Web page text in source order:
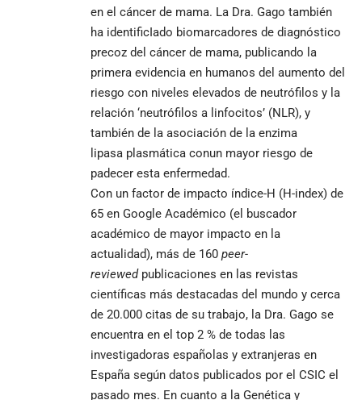
en el cáncer de mama. La Dra. Gago también
ha identificIado biomarcadores de diagnóstico
precoz del cáncer de mama, publicando la
primera evidencia en humanos del aumento del
riesgo con niveles elevados de neutrófilos y la
relación ‘neutrófilos a linfocitos’ (NLR), y
también de la asociación de la enzima
lipasa plasmática conun mayor riesgo de
padecer esta enfermedad.
Con un factor de impacto índice-H (H-index) de
65 en Google Académico (el buscador
académico de mayor impacto en la
actualidad), más de 160 peer-
reviewedpublicaciones en las revistas
científicas más destacadas del mundo y cerca
de 20.000 citas de su trabajo, la Dra. Gago se
encuentra en el top 2 % de todas las
investigadoras españolas y extranjeras en
España según datos publicados por el CSIC el
pasado mes. En cuanto a la Genética y